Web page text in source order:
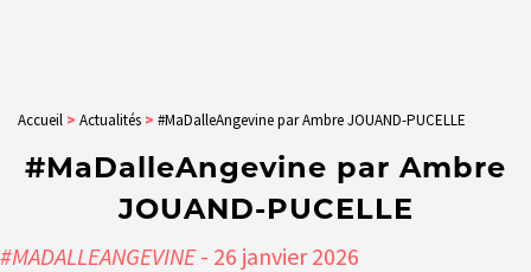
Accueil > Actualités > #MaDalleAngevine par Ambre JOUAND-PUCELLE
#MaDalleAngevine par Ambre
JOUAND-PUCELLE
#MADALLEANGEVINE- 26 janvier2026